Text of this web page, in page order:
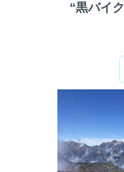
“黒バイク